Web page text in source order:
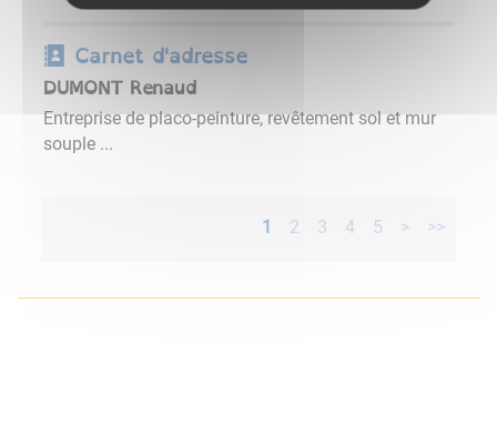
Carnet d'adresse
DUMONT Renaud
Entreprise de placo-peinture, revêtement sol et mur
souple ...
1 2 3 4 5 > >>